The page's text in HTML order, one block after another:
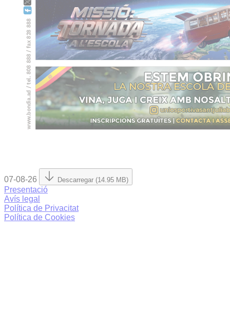
07-08-26 Descarregar (14.95 MB)
Presentació
Avís legal
Política de Privacitat
Política de Cookies